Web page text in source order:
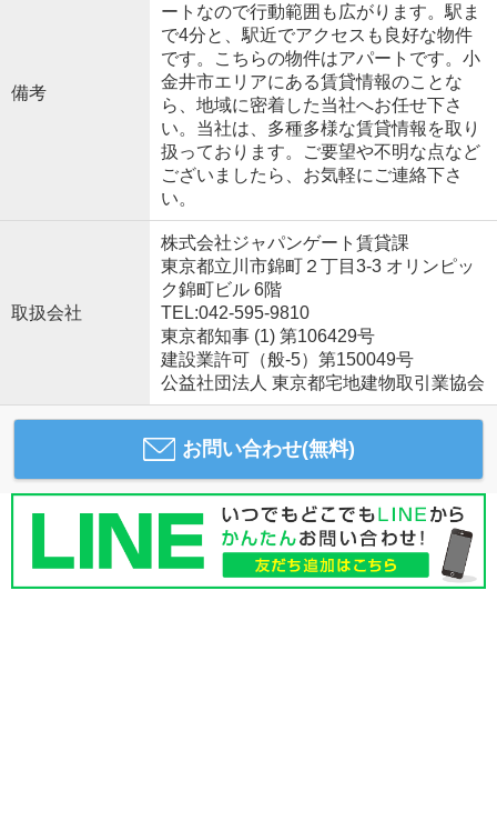
備考
ートなので行動範囲も広がります。駅ま
で4分と、駅近でアクセスも良好な物件
です。こちらの物件はアパートです。小
金井市エリアにある賃貸情報のことな
ら、地域に密着した当社へお任せ下さ
い。当社は、多種多様な賃貸情報を取り
扱っております。ご要望や不明な点など
ございましたら、お気軽にご連絡下さ
い。
取扱会社
株式会社ジャパンゲート賃貸課
東京都立川市錦町２丁目3-3 オリンピッ
ク錦町ビル 6階
TEL:042-595-9810
東京都知事 (1) 第106429号
建設業許可（般-5）第150049号
公益社団法人 東京都宅地建物取引業協会
お問い合わせ(無料)